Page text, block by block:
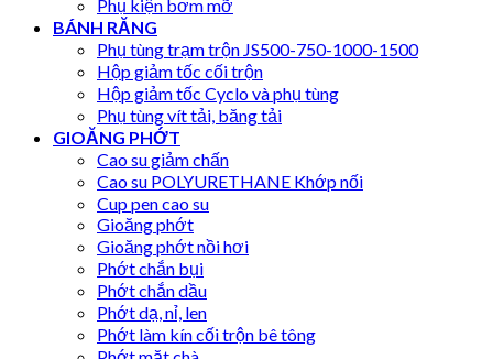
Phụ kiện bơm mỡ
BÁNH RĂNG
Phụ tùng trạm trộn JS500-750-1000-1500
Hộp giảm tốc cối trộn
Hộp giảm tốc Cyclo và phụ tùng
Phụ tùng vít tải, băng tải
GIOĂNG PHỚT
Cao su giảm chấn
Cao su POLYURETHANE Khớp nối
Cup pen cao su
Gioăng phớt
Gioăng phớt nồi hơi
Phớt chắn bụi
Phớt chắn dầu
Phớt dạ, nỉ, len
Phớt làm kín cối trộn bê tông